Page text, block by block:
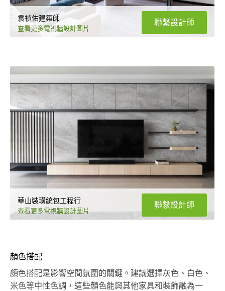
袁禎佑建築師
查看更多電視牆設計圖片
聯繫設計師
華山裝璜統包工程行
查看更多電視牆設計圖片
聯繫設計師
顏色搭配
顏色搭配是影響空間氛圍的關鍵。建議選擇灰色、白色、
米色等中性色調，這些顏色能與其他家具和裝飾融為一